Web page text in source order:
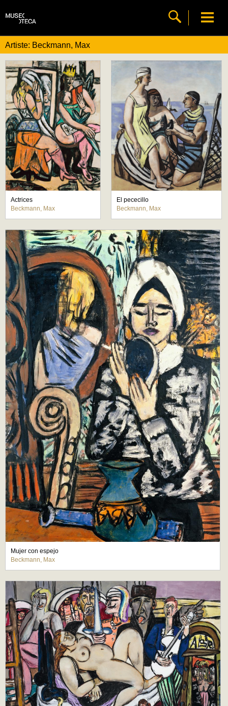
Artiste: Beckmann, Max
Actrices
Beckmann, Max
El pececillo
Beckmann, Max
Mujer con espejo
Beckmann, Max